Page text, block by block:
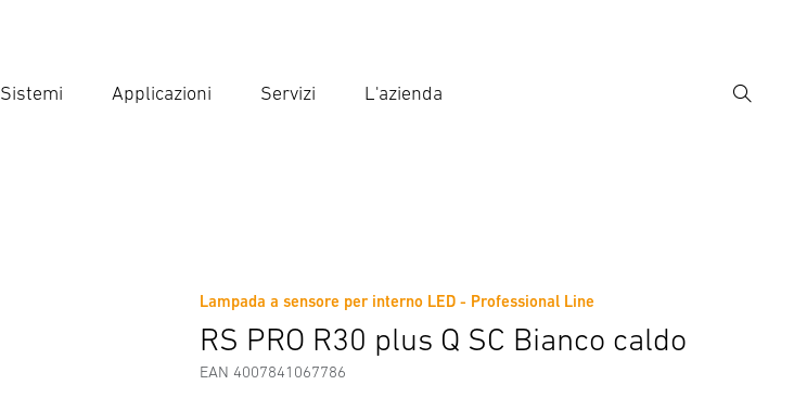
Sistemi Applicazioni Servizi L'azienda
Ricerca
Lampada a sensore per interno LED - Professional Line
RS PRO R30 plus Q SC Bianco caldo
EAN 4007841067786
Informazioni sul produttore Accessori